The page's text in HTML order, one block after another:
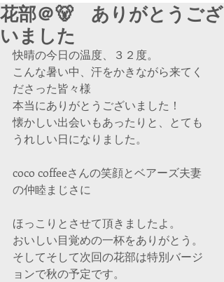
花部＠🐻 ありがとうござ
いました
快晴の今日の温度、３２度。
こんな暑い中、汗をかきながら来てく
ださった皆々様
本当にありがとうございました！
懐かしい出会いもあったりと、とても
うれしい日になりました。
coco coffeeさんの笑顔とベアーズ夫妻
の仲睦まじさに
ほっこりとさせて頂きましたよ。
おいしい目覚めの一杯をありがとう。
そしてそして次回の花部は特別バージ
ョンで秋の予定です。